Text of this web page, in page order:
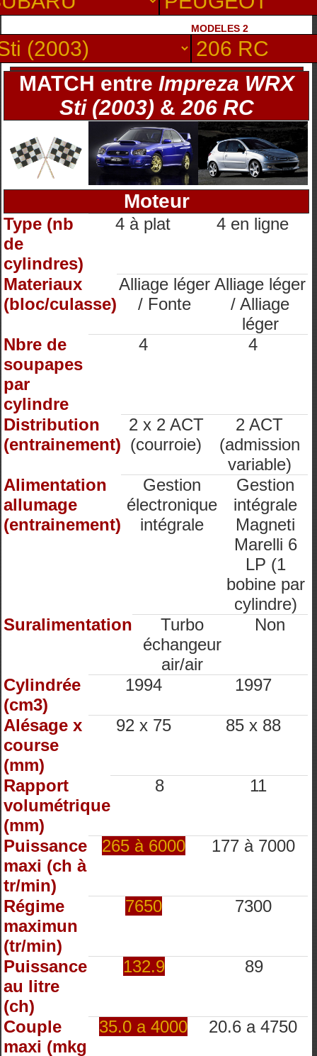
MODELES 2
MATCH entre Impreza WRX
Sti (2003) &206 RC
Moteur
Type (nb
de
cylindres)
4 à plat 4 en ligne
Materiaux
(bloc/culasse)
Alliage léger
/ Fonte
Alliage léger
/ Alliage
léger
Nbre de
soupapes
par
cylindre
4 4
Distribution
(entrainement)
2 x 2 ACT
(courroie)
2 ACT
(admission
variable)
Alimentation
allumage
(entrainement)
Gestion
électronique
intégrale
Gestion
intégrale
Magneti
Marelli 6
LP (1
bobine par
cylindre)
Suralimentation
Turbo
échangeur
air/air
Non
Cylindrée
(cm3)
1994 1997
Alésage x
course
(mm)
92 x 75 85 x 88
Rapport
volumétrique
(mm)
8 11
Puissance
maxi (ch à
tr/min)
265 à 6000 177 à 7000
Régime
maximun
(tr/min)
7650 7300
Puissance
au litre
(ch)
132.9 89
Couple
maxi (mkg
35.0 a 4000 20.6 a 4750